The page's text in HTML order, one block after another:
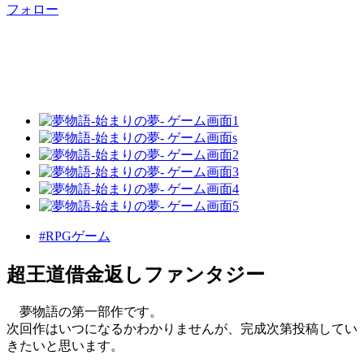
フォロー
#RPGゲーム
超王道借金返しファンタジー
夢物語の第一部作です。
次回作はいつになるかわかりませんが、完成次第投稿してい
きたいと思います。